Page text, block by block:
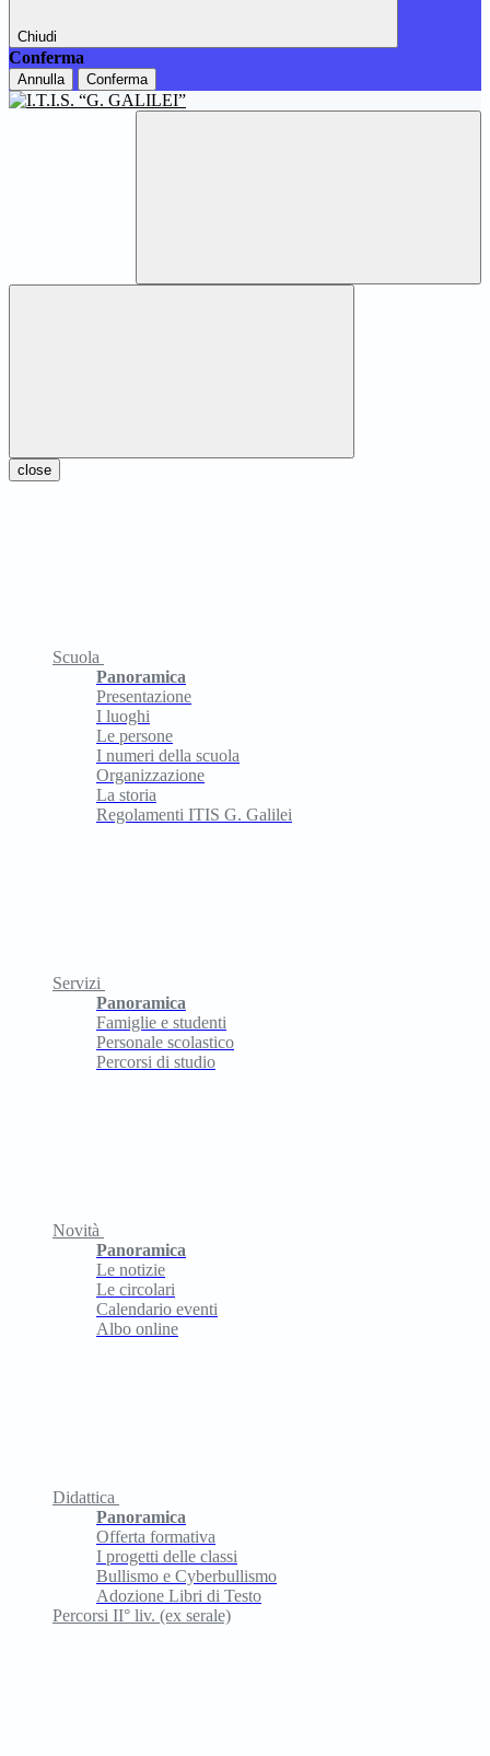
Chiudi
Conferma
Annulla Conferma
close
Scuola
Panoramica
Presentazione
I luoghi
Le persone
I numeri della scuola
Organizzazione
La storia
Regolamenti ITIS G. Galilei
Servizi
Panoramica
Famiglie e studenti
Personale scolastico
Percorsi di studio
Novità
Panoramica
Le notizie
Le circolari
Calendario eventi
Albo online
Didattica
Panoramica
Offerta formativa
I progetti delle classi
Bullismo e Cyberbullismo
Adozione Libri di Testo
Percorsi II° liv. (ex serale)